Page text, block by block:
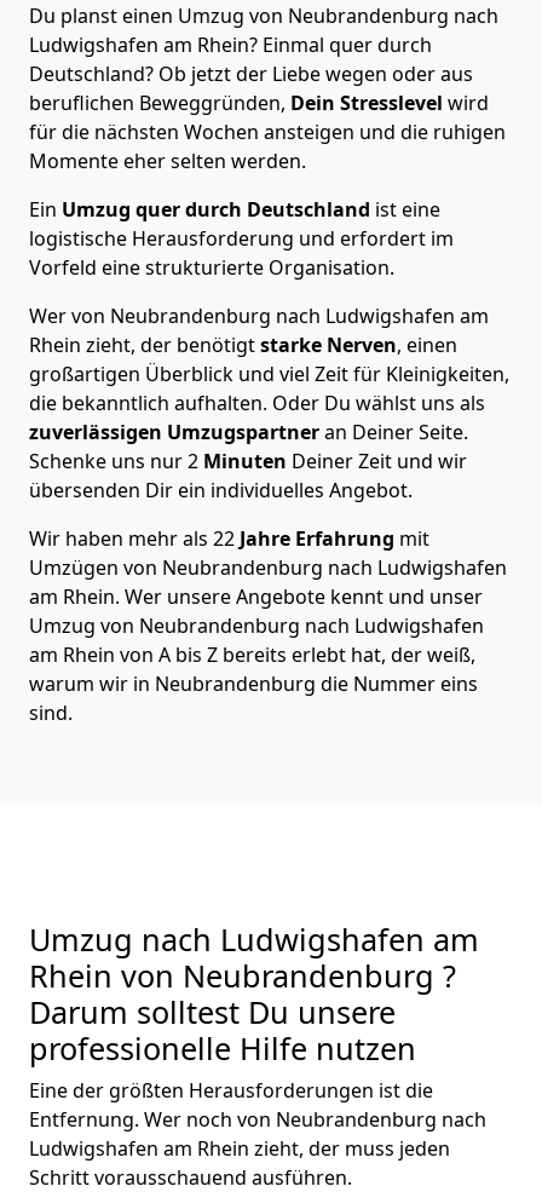
Du planst einen Umzug von Neubrandenburg nach
Ludwigshafen am Rhein? Einmal quer durch
Deutschland? Ob jetzt der Liebe wegen oder aus
beruflichen Beweggründen, Dein Stresslevel wird
für die nächsten Wochen ansteigen und die ruhigen
Momente eher selten werden.
Ein Umzug quer durch Deutschland ist eine
logistische Herausforderung und erfordert im
Vorfeld eine strukturierte Organisation.
Wer von Neubrandenburg nach Ludwigshafen am
Rhein zieht, der benötigtstarke Nerven, einen
großartigen Überblick und viel Zeit für Kleinigkeiten,
die bekanntlich aufhalten. Oder Du wählst uns als
zuverlässigen Umzugspartneran Deiner Seite.
Schenke uns nur2 Minuten Deiner Zeit und wir
übersenden Dir ein individuelles Angebot.
Wir haben mehr als 22 Jahre Erfahrung mit
Umzügen von Neubrandenburg nach Ludwigshafen
am Rhein. Wer unsere Angebote kennt und unser
Umzug von Neubrandenburg nach Ludwigshafen
am Rhein von A bis Z bereits erlebt hat, der weiß,
warum wir in Neubrandenburg die Nummer eins
sind.
Umzug nach Ludwigshafen am
Rhein von Neubrandenburg ?
Darum solltest Du unsere
professionelle Hilfe nutzen
Eine der größten Herausforderungen ist die
Entfernung. Wer noch von Neubrandenburg nach
Ludwigshafen am Rhein zieht, der muss jeden
Schritt vorausschauend ausführen.